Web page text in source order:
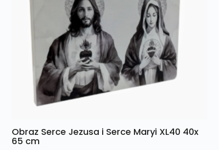
Obraz Serce Jezusa i Serce Maryi XL40 40x
65 cm